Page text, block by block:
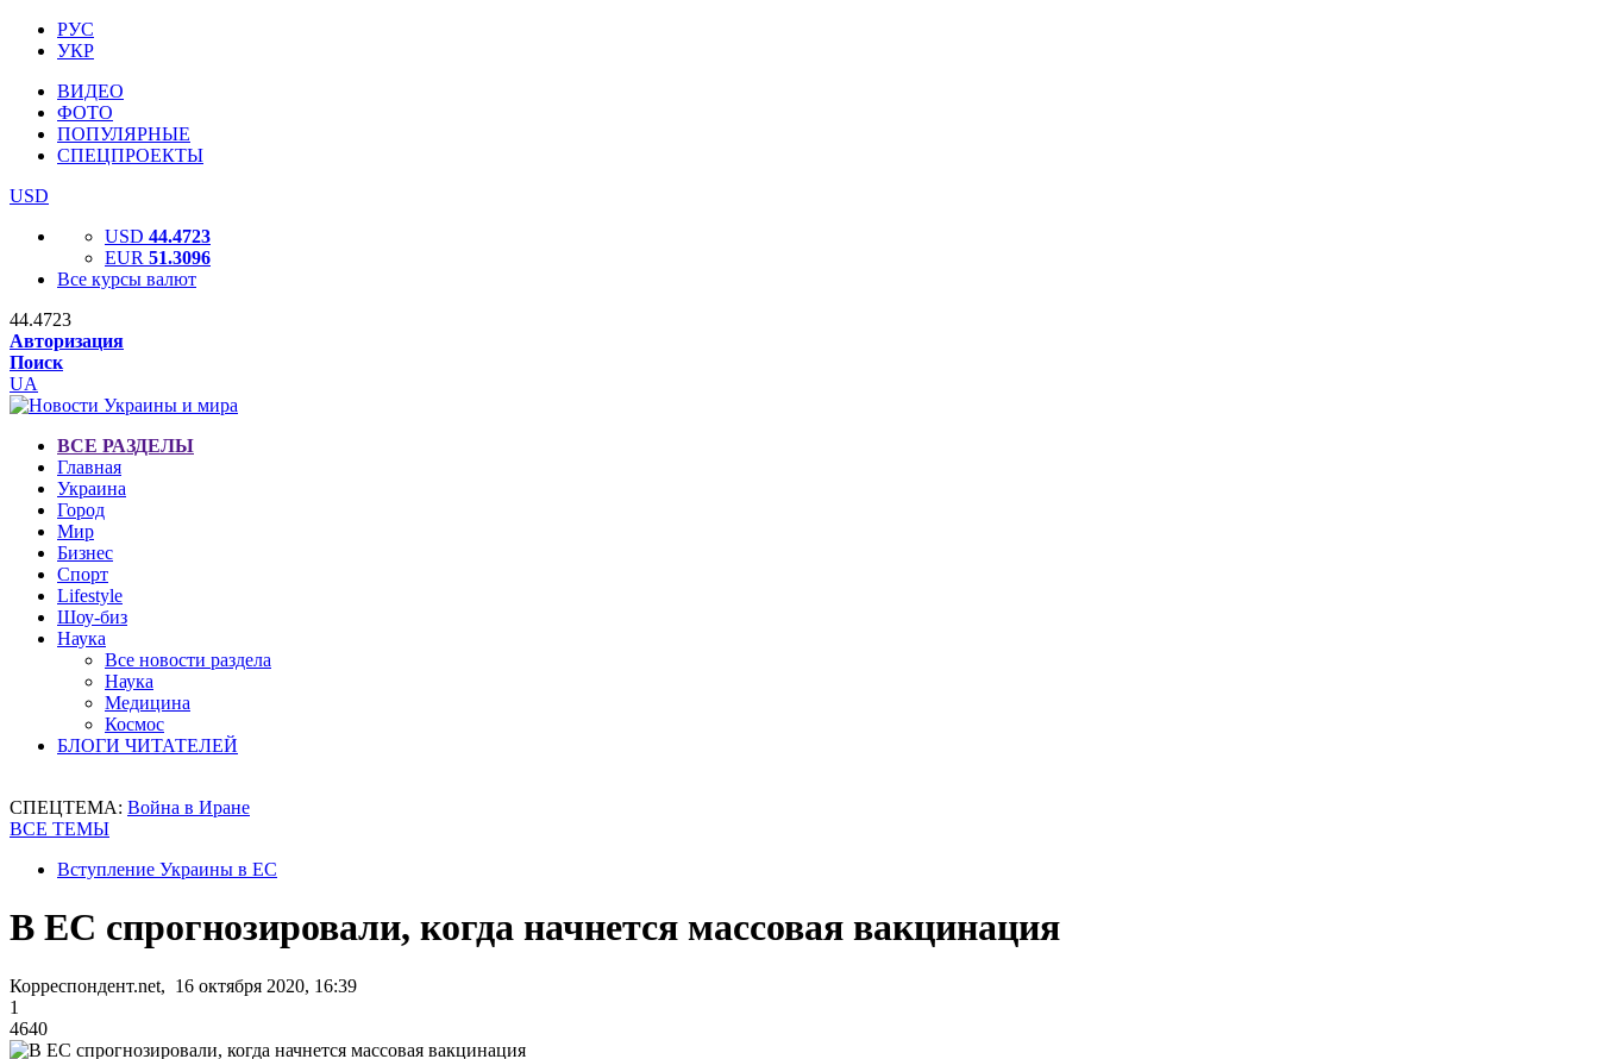
РУС
УКР
ВИДЕО
ФОТО
ПОПУЛЯРНЫЕ
СПЕЦПРОЕКТЫ
USD
USD 44.4723
EUR 51.3096
Все курсы валют
44.4723
Авторизация
Поиск
UA
ВСЕ РАЗДЕЛЫ
Главная
Украина
Город
Мир
Бизнес
Спорт
Lifestyle
Шоу-биз
Наука
Все новости раздела
Наука
Медицина
Космос
БЛОГИ ЧИТАТЕЛЕЙ
СПЕЦТЕМА: Война в Иране
ВСЕ ТЕМЫ
Вступление Украины в ЕС
В ЕС спрогнозировали, когда начнется массовая вакцинация
Корреспондент.net, 16 октября 2020, 16:39
1
4640